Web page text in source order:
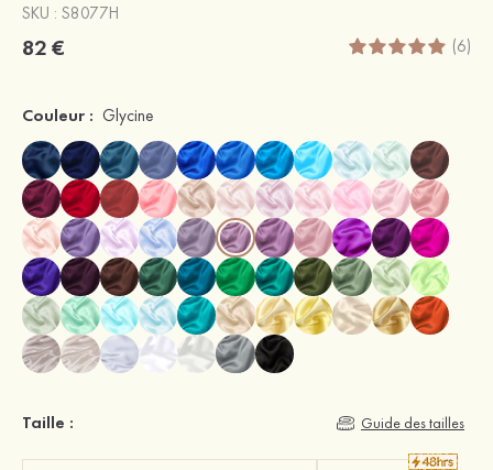
SKU : S8077H
82 € (6)
Couleur : Glycine
Taille : Guide des tailles